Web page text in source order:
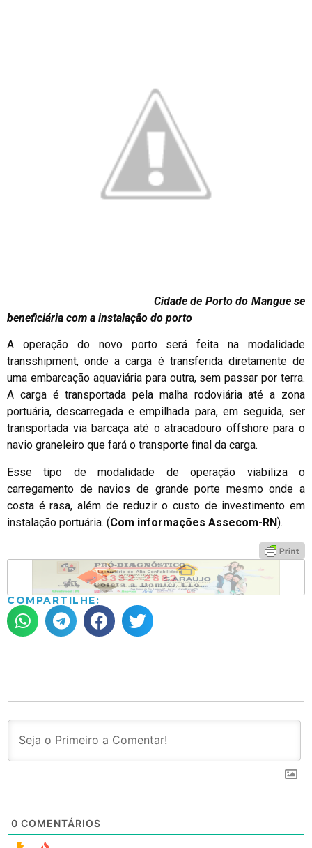
Cidade de Porto do Mangue se
beneficiária com a instalação do porto
A operação do novo porto será feita na modalidade
transshipment, onde a carga é transferida diretamente de
uma embarcação aquaviária para outra, sem passar por terra.
A carga é transportada pela malha rodoviária até a zona
portuária, descarregada e empilhada para, em seguida, ser
transportada via barcaça até o atracadouro offshore para o
navio graneleiro que fará o transporte final da carga.
Esse tipo de modalidade de operação viabiliza o
carregamento de navios de grande porte mesmo onde a
costa é rasa, além de reduzir o custo de investimento em
instalação portuária. (Com informações Assecom-RN).
COMPARTILHE:
0 COMENTÁRIOS